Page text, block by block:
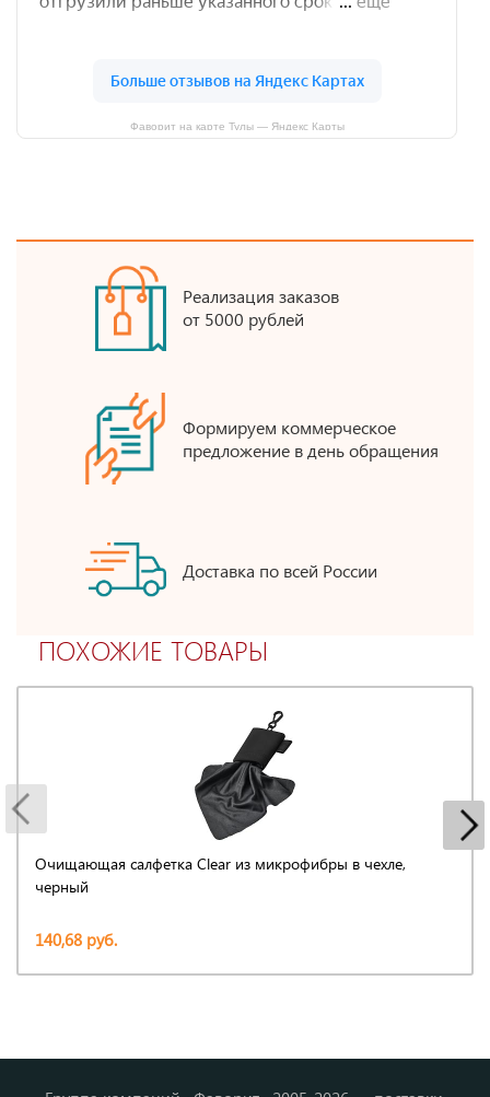
Фаворит на карте Тулы — Яндекс Карты
Реализация заказов
от 5000 рублей
Формируем коммерческое
предложение в день обращения
Доставка по всей России
ПОХОЖИЕ ТОВАРЫ
Очищающая салфетка Clear из микрофибры в чехле,
черный
140,68 руб.